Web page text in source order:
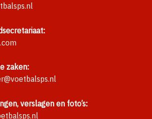
zaken:
verslagen en foto’s: